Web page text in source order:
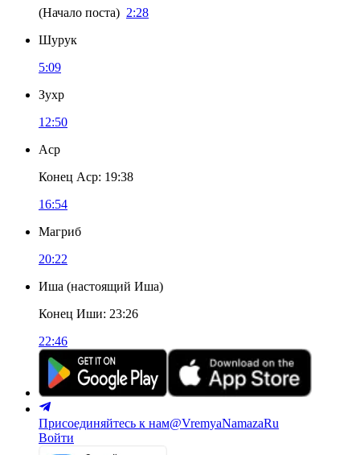
(Начало поста) 2:28
Шурук
5:09
Зухр
12:50
Аср
Конец Аср: 19:38
16:54
Магриб
20:22
Иша (настоящий Иша)
Конец Иши: 23:26
22:46
Присоединяйтесь к нам@VremyaNamazaRu
Войти